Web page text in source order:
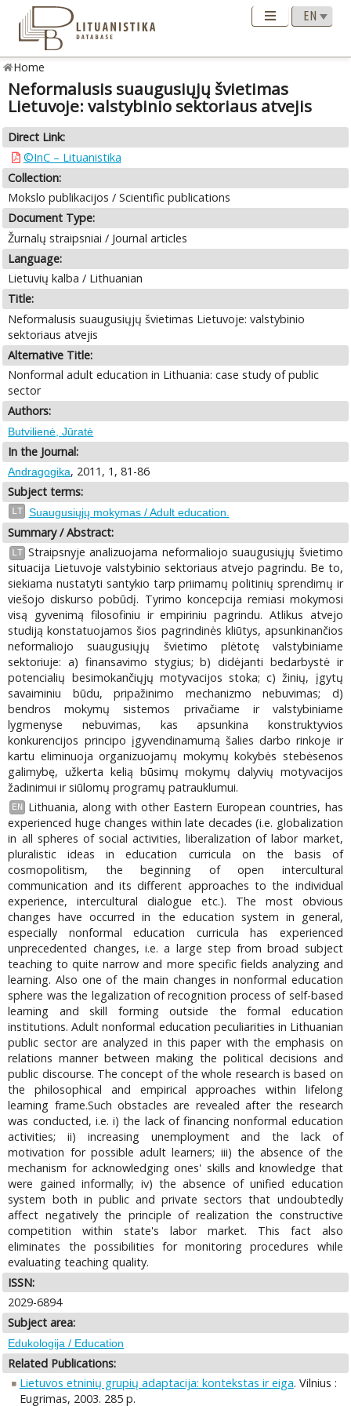
Home
Neformalusis suaugusiųjų švietimas
Lietuvoje: valstybinio sektoriaus atvejis
Direct Link:
©InC – Lituanistika
Collection:
Mokslo publikacijos / Scientific publications
Document Type:
Žurnalų straipsniai / Journal articles
Language:
Lietuvių kalba / Lithuanian
Title:
Neformalusis suaugusiųjų švietimas Lietuvoje: valstybinio
sektoriaus atvejis
Alternative Title:
Nonformal adult education in Lithuania: case study of public
sector
Authors:
Butvilienė, Jūratė
In the Journal:
Andragogika, 2011, 1, 81-86
Subject terms:
LT Suaugusiųjų mokymas / Adult education.
Summary / Abstract:
LT Straipsnyje analizuojama neformaliojo suaugusiųjų švietimo
situacija Lietuvoje valstybinio sektoriaus atvejo pagrindu. Be to,
siekiama nustatyti santykio tarp priimamų politinių sprendimų ir
viešojo diskurso pobūdį. Tyrimo koncepcija remiasi mokymosi
visą gyvenimą filosofiniu ir empiriniu pagrindu. Atlikus atvejo
studiją konstatuojamos šios pagrindinės kliūtys, apsunkinančios
neformaliojo suaugusiųjų švietimo plėtotę valstybiniame
sektoriuje: a) finansavimo stygius; b) didėjanti bedarbystė ir
potencialių besimokančiųjų motyvacijos stoka; c) žinių, įgytų
savaiminiu būdu, pripažinimo mechanizmo nebuvimas; d)
bendros mokymų sistemos privačiame ir valstybiniame
lygmenyse nebuvimas, kas apsunkina konstruktyvios
konkurencijos principo įgyvendinamumą šalies darbo rinkoje ir
kartu eliminuoja organizuojamų mokymų kokybės stebėsenos
galimybę, užkerta kelią būsimų mokymų dalyvių motyvacijos
žadinimui ir siūlomų programų patrauklumui.
EN
Lithuania, along with other Eastern European countries, has
experienced huge changes within late decades (i.e. globalization
in all spheres of social activities, liberalization of labor market,
pluralistic ideas in education curricula on the basis of
cosmopolitism, the beginning of open intercultural
communication and its different approaches to the individual
experience, intercultural dialogue etc.). The most obvious
changes have occurred in the education system in general,
especially nonformal education curricula has experienced
unprecedented changes, i.e. a large step from broad subject
teaching to quite narrow and more specific fields analyzing and
learning. Also one of the main changes in nonformal education
sphere was the legalization of recognition process of self-based
learning and skill forming outside the formal education
institutions. Adult nonformal education peculiarities in Lithuanian
public sector are analyzed in this paper with the emphasis on
relations manner between making the political decisions and
public discourse. The concept of the whole research is based on
the philosophical and empirical approaches within lifelong
learning frame.Such obstacles are revealed after the research
was conducted, i.e. i) the lack of financing nonformal education
activities; ii) increasing unemployment and the lack of
motivation for possible adult learners; iii) the absence of the
mechanism for acknowledging ones' skills and knowledge that
were gained informally; iv) the absence of unified education
system both in public and private sectors that undoubtedly
affect negatively the principle of realization the constructive
competition within state's labor market. This fact also
eliminates the possibilities for monitoring procedures while
evaluating teaching quality.
ISSN:
2029-6894
Subject area:
Edukologija / Education
Related Publications:
Lietuvos etninių grupių adaptacija: kontekstas ir eiga. Vilnius :
Eugrimas, 2003. 285 p.